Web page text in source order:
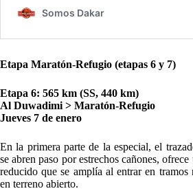
Etapa Maratón-Refugio (etapas 6 y 7)
Etapa 6: 565 km (SS, 440 km)
Al Duwadimi > Maratón-Refugio
Jueves 7 de enero
En la primera parte de la especial, el
se abren paso por estrechos cañones,
reducido que se amplía al entrar en tramos
en terreno abierto.